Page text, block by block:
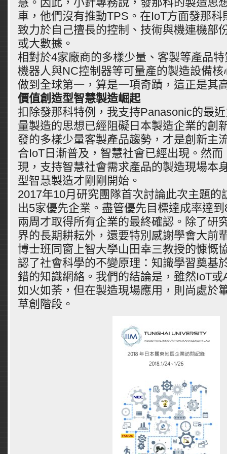
車，他們沒有推動TPS。在IoT方面發那科
致力於自己擅長的控制、技術與機連機部
或大數據。
相對於4家廠商的多樣少量、客製等產品
機器人與NC控制器等可量產的製造設備
做到全球第一，算是一項奇蹟，這正是其
價值創造型智慧製造崛起
扣除發那科特例，我支持Panasonic的最
量製造的思想已經阻礙日本製造企業的創
發的多樣少量客製產品趨勢，才是創新主
合IoT日漸普及，智慧社會已經出現。然
現，支持智慧社會需求產品的製造現場本
型智慧製造才剛剛開始。
2017年10月研究團隊首次討論此次主題的
出5家優先企業。盡管優先目標達成率達
兩周才取得所有企業的最終確認。除了研
界的長期耕耘外，還要特別感謝學會大前
博士班同窗上智大學山田幸三教授的慷慨
認了社會科學的不變原理：知識學習奠基
錯的知識網絡。我們的結論是，雖然IoT
如火如荼，但在製造現場應用，則尚處於
草創階段。